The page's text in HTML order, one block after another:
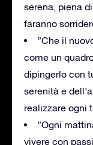
serena, piena
faranno
”Che il
come un
dipingerlo con
serenità e
realizzare ogni
”Ogni
vivere con